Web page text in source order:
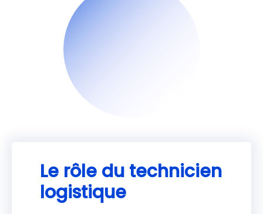
Le rôle du technicien
logistique